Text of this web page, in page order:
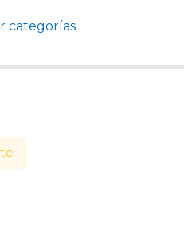
categorías